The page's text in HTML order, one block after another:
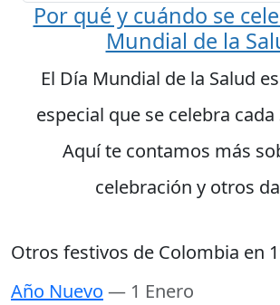
Por qué y cuándo se
Mundial de la
El Día Mundial de la Salud
especial que se celebra
Aquí te contamos más
celebración y otros
Otros festivos de Colombia en
Año Nuevo — 1 Enero